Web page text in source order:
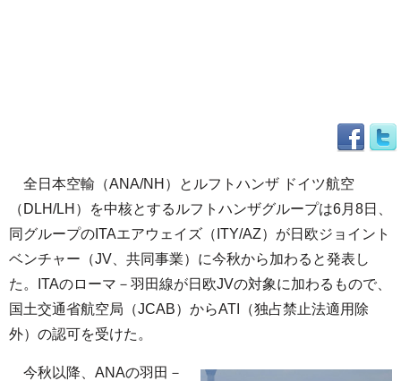
全日本空輸（ANA/NH）とルフトハンザ ドイツ航空
（DLH/LH）を中核とするルフトハンザグループは6月8日、
同グループのITAエアウェイズ（ITY/AZ）が日欧ジョイント
ベンチャー（JV、共同事業）に今秋から加わると発表し
た。ITAのローマ－羽田線が日欧JVの対象に加わるもので、
国土交通省航空局（JCAB）からATI（独占禁止法適用除
外）の認可を受けた。
今秋以降、ANAの羽田－